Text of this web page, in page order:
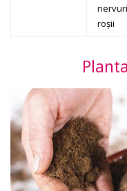
nervuri
roșii